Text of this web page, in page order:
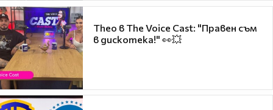
Theo в The Voice Cast: "Правен съм
в дискотека!" 👀💥